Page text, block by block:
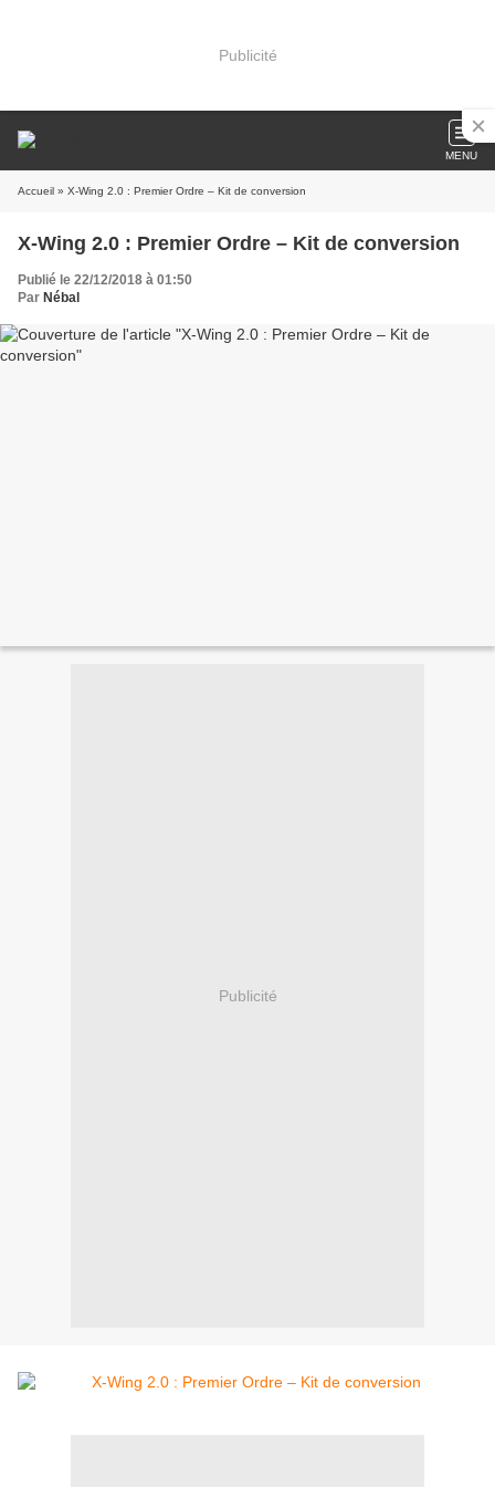
Publicité
MENU
Accueil » X-Wing 2.0 : Premier Ordre – Kit de conversion
X-Wing 2.0 : Premier Ordre – Kit de conversion
Publié le 22/12/2018 à 01:50
Par Nébal
Publicité